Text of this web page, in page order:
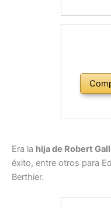
Era la hija de Robert Gall
éxito, entre otros para
Berthier.